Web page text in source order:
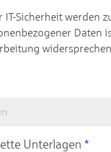
IT-Sicherheit werden
Daten
Unterlagen *